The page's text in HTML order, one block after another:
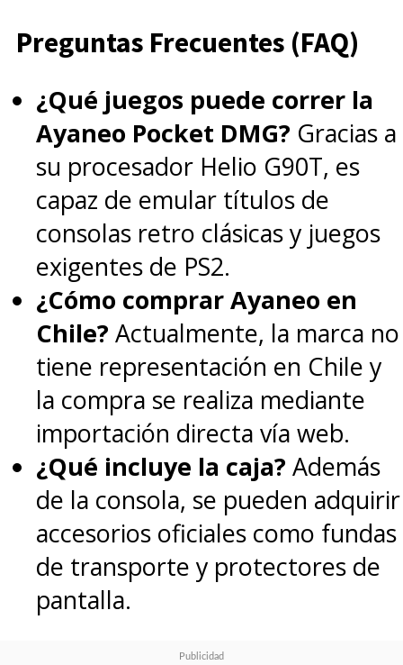
Preguntas Frecuentes (FAQ)
¿Qué juegos puede correr la
Ayaneo Pocket DMG? Gracias a
su procesador Helio G90T, es
capaz de emular títulos de
consolas retro clásicas y juegos
exigentes de PS2.
¿Cómo comprar Ayaneo en
Chile? Actualmente, la marca no
tiene representación en Chile y
la compra se realiza mediante
importación directa vía web.
¿Qué incluye la caja? Además
de la consola, se pueden adquirir
accesorios oficiales como fundas
de transporte y protectores de
pantalla.